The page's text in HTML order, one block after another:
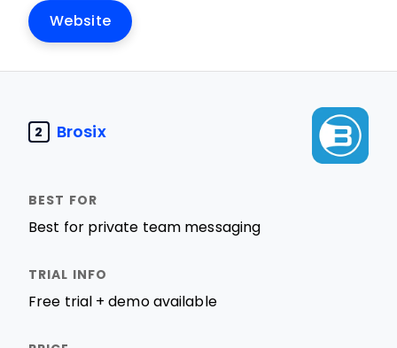
Website
2 Brosix
Best for private team messaging
Free trial + demo available